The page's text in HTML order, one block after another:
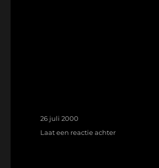
Geplaatst
op
26 juli 2000
Laat een reactie achterop